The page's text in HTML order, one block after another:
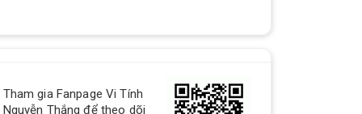
Tham gia Fanpage Vi Tính
Nguyễn Thắng để theo dõi
in 9 Games | 1080p, 1440p
RTX 3060 vs RTX 2060 // Test in 9